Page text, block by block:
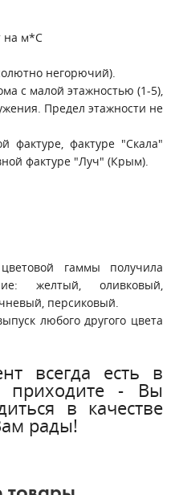
на м*С
негорючий).
с малой этажностью (1-5),
Предел этажности не
фактуре, фактуре "Скала"
фактуре "Луч" (Крым).
гаммы получила
желтый, оливковый,
персиковый.
любого другого цвета
всегда есть в
приходите - Вы
в качестве
рады!